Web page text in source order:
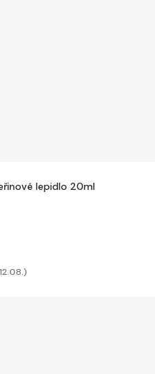
lepidlo 20ml